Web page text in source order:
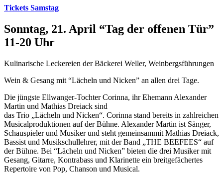
Tickets Samstag
Sonntag, 21. April “Tag der offenen Tür”
11-20 Uhr
Kulinarische Leckereien der Bäckerei Weller, Weinbergsführungen
Wein & Gesang mit “Lächeln und Nicken” an allen drei Tage.
Die jüngste Ellwanger-Tochter Corinna, ihr Ehemann Alexander
Martin und Mathias Dreiack sind
das Trio „Lächeln und Nicken“. Corinna stand bereits in zahlreichen
Musicalproduktionen auf der Bühne. Alexander Martin ist Sänger,
Schauspieler und Musiker und steht gemeinsammit Mathias Dreiack,
Bassist und Musikschullehrer, mit der Band „THE BEEFEES“ auf
der Bühne. Bei “Lächeln und Nicken” bieten die drei Musiker mit
Gesang, Gitarre, Kontrabass und Klarinette ein breitgefächertes
Repertoire von Pop, Chanson und Musical.